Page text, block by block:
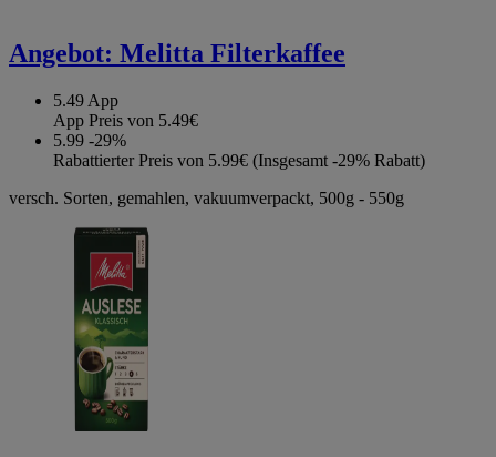
Angebot: Melitta Filterkaffee
5.49 App
App Preis von 5.49€
5.99 -29%
Rabattierter Preis von 5.99€ (Insgesamt -29% Rabatt)
versch. Sorten, gemahlen, vakuumverpackt, 500g - 550g